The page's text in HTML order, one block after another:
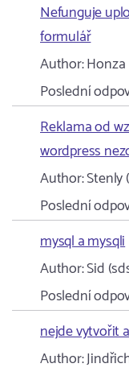
Nefunguje
formulář
Author:Honza
Poslední
Reklama od
wordpress
Author:Stenly
Poslední
mysql a mysqli
Author:Sid
Poslední
nejde vytvořit
Author: